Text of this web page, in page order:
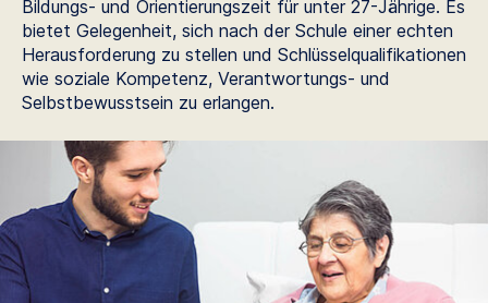
Bildungs- und Orientierungszeit für unter 27-Jährige. Es
bietet Gelegenheit, sich nach der Schule einer echten
Herausforderung zu stellen und Schlüsselqualifikationen
wie soziale Kompetenz, Verantwortungs- und
Selbstbewusstsein zu erlangen.